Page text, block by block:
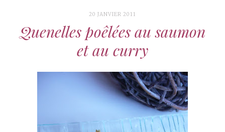
20 JANVIER 2011
Quenelles poêlées au saumon
et au curry